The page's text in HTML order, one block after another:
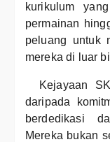
kurikulum
permainan
peluang untuk
mereka di luar
Kejayaan
daripada
berdedikasi
Mereka bukan